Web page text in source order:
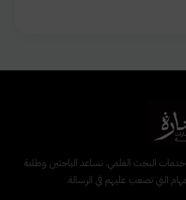
البحث العلمي. نساعد الباحثين وطلبة
التي تصعب عليهم في الرسالة.